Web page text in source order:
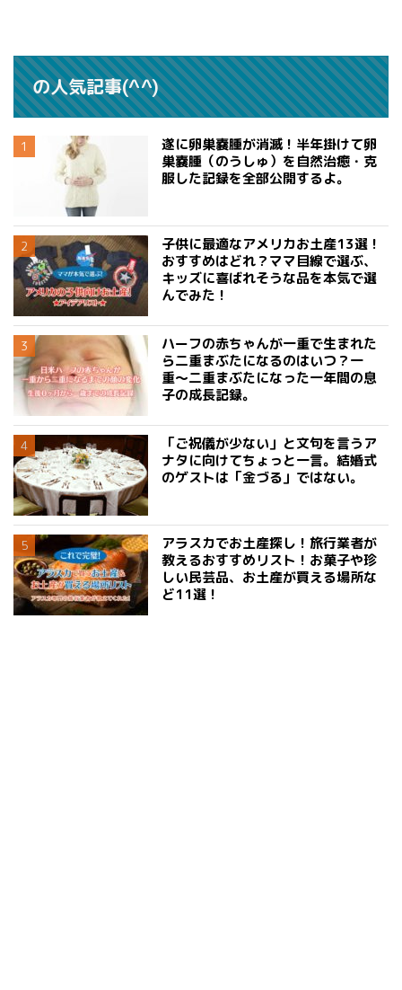
の人気記事(^^)
遂に卵巣嚢腫が消滅！半年掛けて卵
巣嚢腫（のうしゅ）を自然治癒・克
服した記録を全部公開するよ。
子供に最適なアメリカお土産13選！
おすすめはどれ？ママ目線で選ぶ、
キッズに喜ばれそうな品を本気で選
んでみた！
ハーフの赤ちゃんが一重で生まれた
ら二重まぶたになるのはいつ？一
重〜二重まぶたになった一年間の息
子の成長記録。
「ご祝儀が少ない」と文句を言うア
ナタに向けてちょっと一言。結婚式
のゲストは「金づる」ではない。
アラスカでお土産探し！旅行業者が
教えるおすすめリスト！お菓子や珍
しい民芸品、お土産が買える場所な
ど11選！